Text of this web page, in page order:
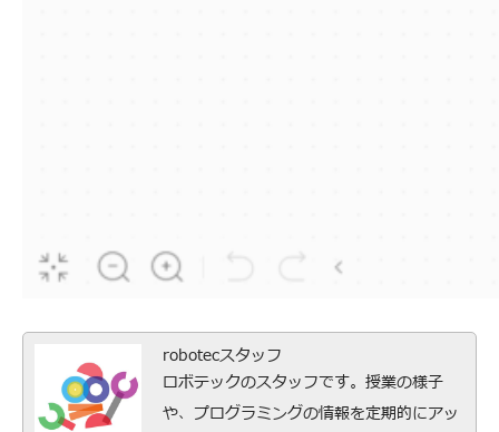
robotecスタッフ
ロボテックのスタッフです。授業の様子
や、プログラミングの情報を定期的にアッ